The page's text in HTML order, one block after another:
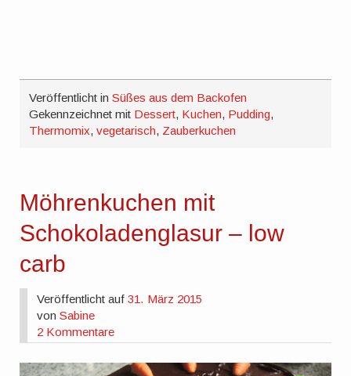
Veröffentlicht inSüßes aus dem Backofen
Gekennzeichnet mit Dessert, Kuchen, Pudding,
Thermomix,vegetarisch, Zauberkuchen
Möhrenkuchen mit
Schokoladenglasur – low
carb
Veröffentlicht auf31. März 2015
vonSabine
2 Kommentare